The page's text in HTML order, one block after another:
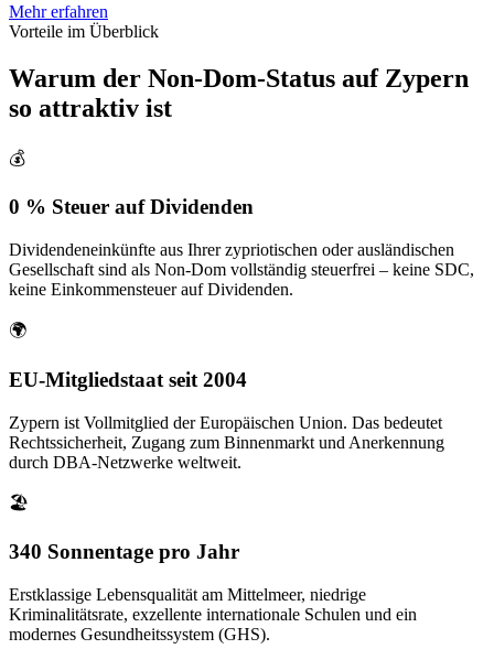
Mehr erfahren
Vorteile im Überblick
Warum der Non-Dom-Status auf Zypern
so attraktiv ist
💰
0 % Steuer auf Dividenden
Dividendeneinkünfte aus Ihrer zypriotischen oder ausländischen
Gesellschaft sind als Non-Dom vollständig steuerfrei – keine SDC,
keine Einkommensteuer auf Dividenden.
🌍
EU-Mitgliedstaat seit 2004
Zypern ist Vollmitglied der Europäischen Union. Das bedeutet
Rechtssicherheit, Zugang zum Binnenmarkt und Anerkennung
durch DBA-Netzwerke weltweit.
🏖️
340 Sonnentage pro Jahr
Erstklassige Lebensqualität am Mittelmeer, niedrige
Kriminalitätsrate, exzellente internationale Schulen und ein
modernes Gesundheitssystem (GHS).